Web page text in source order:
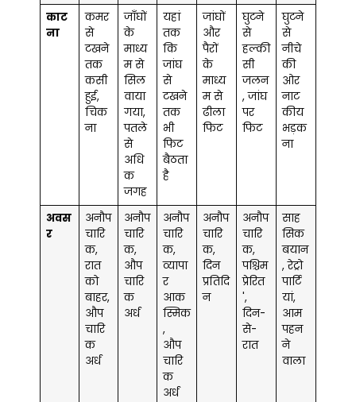
काट
ना
कमर
से
टखने
तक
कसी
हुई,
चिक
ना
जाँघों
के
माध्य
म से
सिल
वाया
गया,
पतले
से
अधि
क
जगह
यहां
तक ​​
कि
जांघ
से
टखने
तक
भी
फिट
बैठता
है
जांघों
और
पैरों
के
माध्य
म से
ढीला
फिट
घुटने
से
हल्की
सी
जलन
, जांघ
पर
फिट
घुटने
से
नीचे
की
ओर
नाट
कीय
भड़क
ना
अवस
र
अनौप
चारि
क,
रात
को
बाहर,
औप
चारि
क
अर्ध
अनौप
चारि
क,
औप
चारि
क
अर्ध
अनौप
चारि
क,
व्यापा
र
आक
स्मिक
,
औप
चारि
क
अर्ध
अनौप
चारि
क,
दिन
प्रतिदि
न
अनौप
चारि
क,
पश्चिम
प्रेरित
',
दिन-
से-
रात
साह
सिक
बयान
, रेट्रो
पार्टि
यां,
आम
पहन
ने
वाला